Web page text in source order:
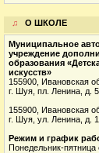
♫ О ШКОЛЕ
Муниципальное
учреждение
образования
искусств»
155900, Ивановская
г. Шуя, пл. Ленина, д.
155900, Ивановская
г. Шуя, ул. Ленина, д.
Режим и график
Понедельник-пятница